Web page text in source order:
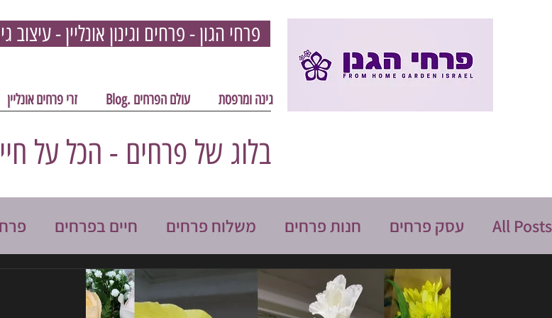
גינה ומרפסת עולם הפרחים .Blog זרי פרחים אונליין
בלוג של פרחים - הכל על
All Posts עסק פרחים חנות פרחים משלוח פרחים חיים בפרחים
פרחים ליום הולדת פרחים וידאו הכל על פרחים קישוטי רכב
פרחי הגנן אונליין